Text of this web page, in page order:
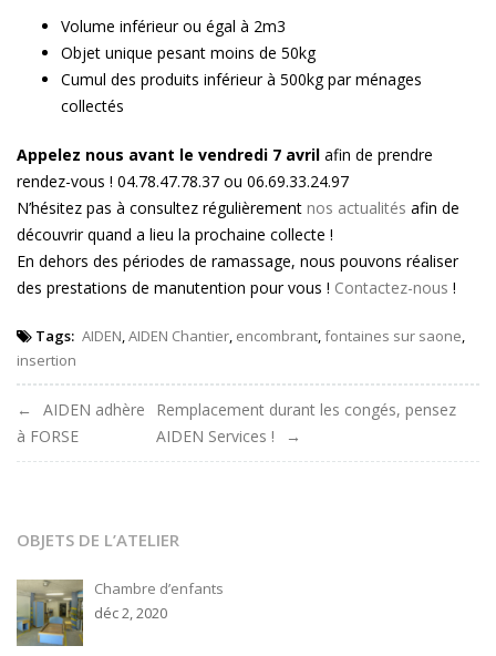
Volume inférieur ou égal à 2m3
Objet unique pesant moins de 50kg
Cumul des produits inférieur à 500kg par ménages
collectés
Appelez nous avant le vendredi 7 avril afin de prendre
rendez-vous ! 04.78.47.78.37 ou 06.69.33.24.97
N’hésitez pas à consultez régulièrement nos actualités afin de
découvrir quand a lieu la prochaine collecte !
En dehors des périodes de ramassage, nous pouvons réaliser
des prestations de manutention pour vous ! Contactez-nous !
Tags: AIDEN,AIDEN Chantier, encombrant,fontaines sur saone,
insertion
Navigation
de
AIDEN adhère
à FORSE
Remplacement durant les congés, pensez
AIDEN Services !
OBJETS DE L’ATELIER
Chambre d’enfants
déc 2, 2020